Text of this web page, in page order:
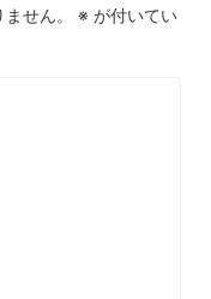
せん。 ※ が付いてい